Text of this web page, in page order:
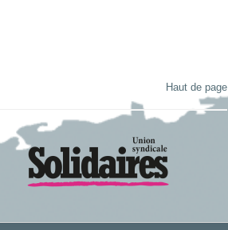
Haut de page